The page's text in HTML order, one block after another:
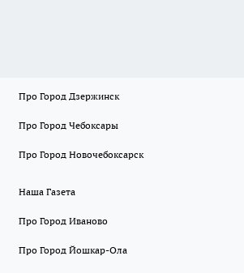
Про Город Дзержинск
Про Город Чебоксары
Про Город Новочебоксарск
Наша Газета
Про Город Иваново
Про Город Йошкар-Ола